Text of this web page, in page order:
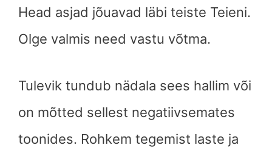
Head asjad jõuavad läbi teiste Teieni.
Olge valmis need vastu võtma.
Tulevik tundub nädala sees hallim või
on mõtted sellest negatiivsemates
toonides. Rohkem tegemist laste ja